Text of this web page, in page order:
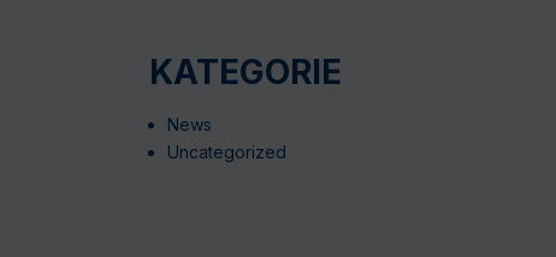
KATEGORIE
News
Uncategorized